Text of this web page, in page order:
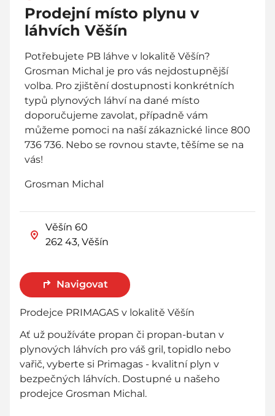
Prodejní místo plynu v
láhvích Věšín
Potřebujete PB láhve v lokalitě Věšín?
Grosman Michal je pro vás nejdostupnější
volba. Pro zjištění dostupnosti konkrétních
typů plynových láhví na dané místo
doporučujeme zavolat, případně vám
můžeme pomoci na naší zákaznické lince 800
736 736. Nebo se rovnou stavte, těšíme se na
vás!
Grosman Michal
Věšín 60
262 43, Věšín
Navigovat
Prodejce PRIMAGAS v lokalitě Věšín
Ať už používáte propan či propan-butan v
plynových láhvích pro váš gril, topidlo nebo
vařič, vyberte si Primagas - kvalitní plyn v
bezpečných láhvích. Dostupné u našeho
prodejce Grosman Michal.